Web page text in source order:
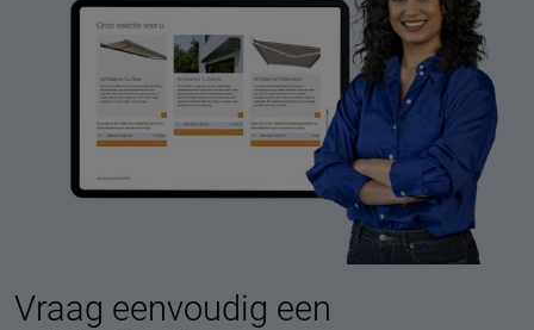
Vraag eenvoudig een